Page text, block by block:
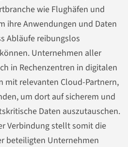
wie Flughäfen und
ihre Anwendungen und Daten
Abläufe reibungslos
Unternehmen aller
in Rechenzentren in digitalen
mit relevanten Cloud-Partnern,
um dort auf sicherem und
Daten auszutauschen.
Verbindung stellt somit die
beteiligten Unternehmen